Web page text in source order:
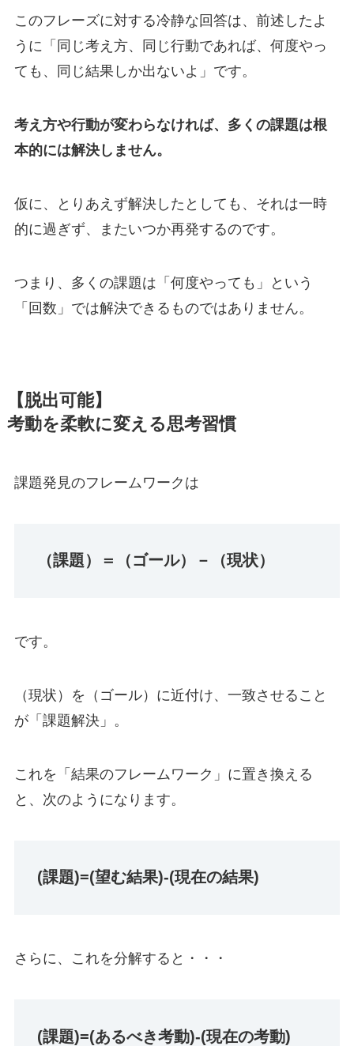
このフレーズに対する冷静な回答は、前述したよ
うに「同じ考え方、同じ行動であれば、何度やっ
ても、同じ結果しか出ないよ」です。
考え方や行動が変わらなければ、多くの課題は根
本的には解決しません。
仮に、とりあえず解決したとしても、それは一時
的に過ぎず、またいつか再発するのです。
つまり、多くの課題は「何度やっても」という
「回数」では解決できるものではありません。
【脱出可能】
考動を柔軟に変える思考習慣
課題発見のフレームワークは
（課題）＝（ゴール）－（現状）
です。
（現状）を（ゴール）に近付け、一致させること
が「課題解決」。
これを「結果のフレームワーク」に置き換える
と、次のようになります。
(課題)=(望む結果)-(現在の結果)
さらに、これを分解すると・・・
(課題)=(あるべき考動)-(現在の考動)